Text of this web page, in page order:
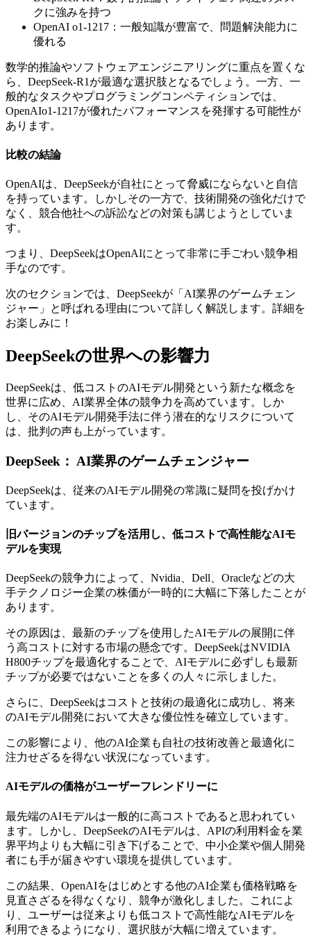
クに強みを持つ
OpenAI o1-1217：一般知識が豊富で、問題解決能力に
優れる
数学的推論やソフトウェアエンジニアリングに重点を置くな
ら、DeepSeek-R1が最適な選択肢となるでしょう。一方、一
般的なタスクやプログラミングコンペティションでは、
OpenAIo1-1217が優れたパフォーマンスを発揮する可能性が
あります。
比較の結論
OpenAIは、DeepSeekが自社にとって脅威にならないと自信
を持っています。しかしその一方で、技術開発の強化だけで
なく、競合他社への訴訟などの対策も講じようとしていま
す。
つまり、DeepSeekはOpenAIにとって非常に手ごわい競争相
手なのです。
次のセクションでは、DeepSeekが「AI業界のゲームチェン
ジャー」と呼ばれる理由について詳しく解説します。詳細を
お楽しみに！
DeepSeekの世界への影響力
DeepSeekは、低コストのAIモデル開発という新たな概念を
世界に広め、AI業界全体の競争力を高めています。しか
し、そのAIモデル開発手法に伴う潜在的なリスクについて
は、批判の声も上がっています。
DeepSeek： AI業界のゲームチェンジャー
DeepSeekは、従来のAIモデル開発の常識に疑問を投げかけ
ています。
旧バージョンのチップを活用し、低コストで高性能なAIモ
デルを実現
DeepSeekの競争力によって、Nvidia、Dell、Oracleなどの大
手テクノロジー企業の株価が一時的に大幅に下落したことが
あります。
その原因は、最新のチップを使用したAIモデルの展開に伴
う高コストに対する市場の懸念です。DeepSeekはNVIDIA
H800チップを最適化することで、AIモデルに必ずしも最新
チップが必要ではないことを多くの人々に示しました。
さらに、DeepSeekはコストと技術の最適化に成功し、将来
のAIモデル開発において大きな優位性を確立しています。
この影響により、他のAI企業も自社の技術改善と最適化に
注力せざるを得ない状況になっています。
AIモデルの価格がユーザーフレンドリーに
最先端のAIモデルは一般的に高コストであると思われてい
ます。しかし、DeepSeekのAIモデルは、APIの利用料金を業
界平均よりも大幅に引き下げることで、中小企業や個人開発
者にも手が届きやすい環境を提供しています。
この結果、OpenAIをはじめとする他のAI企業も価格戦略を
見直さざるを得なくなり、競争が激化しました。これによ
り、ユーザーは従来よりも低コストで高性能なAIモデルを
利用できるようになり、選択肢が大幅に増えています。